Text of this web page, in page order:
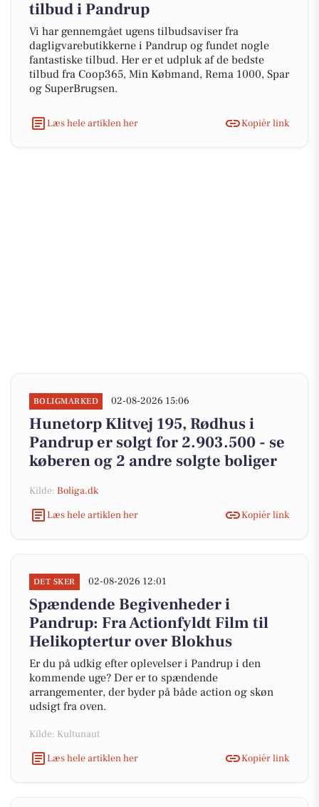
tilbud i Pandrup
Vi har gennemgået ugens tilbudsaviser fra
dagligvarebutikkerne i Pandrup og fundet nogle
fantastiske tilbud. Her er et udpluk af de bedste
tilbud fra Coop365, Min Købmand, Rema 1000, Spar
og SuperBrugsen.
Læs hele artiklen her Kopiér link
BOLIGMARKED 02-08-2026 15:06
Hunetorp Klitvej 195, Rødhus i
Pandrup er solgt for 2.903.500 - se
køberen og 2 andre solgte boliger
Kilde: Boliga.dk
Læs hele artiklen her
Kopiér link
DET SKER 02-08-2026 12:01
Spændende Begivenheder i
Pandrup: Fra Actionfyldt Film til
Helikoptertur over Blokhus
Er du på udkig efter oplevelser i Pandrup i den
kommende uge? Der er to spændende
arrangementer, der byder på både action og skøn
udsigt fra oven.
Kilde: Kultunaut
Læs hele artiklen her
Kopiér link